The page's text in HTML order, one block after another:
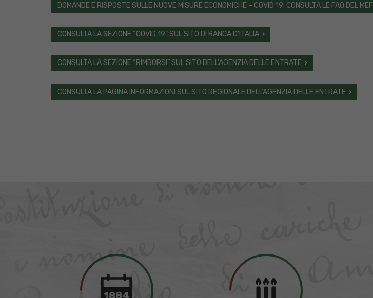
DOMANDE E RISPOSTE SULLE NUOVE MISURE ECONOMICHE – COVID 19: CONSULTA LE FAQ DEL MEF
CONSULTA LA SEZIONE “COVID 19” SUL SITO DI BANCA D’ITALIA
CONSULTA LA SEZIONE “RIMBORSI” SUL SITO DELL’AGENZIA DELLE ENTRATE
CONSULTA LA PAGINA INFORMAZIONI SUL SITO REGIONALE DELL’AGENZIA DELLE ENTRATE